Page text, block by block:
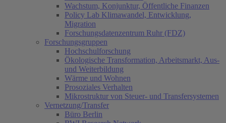
Wachstum, Konjunktur, Öffentliche Finanzen
Policy Lab Klimawandel, Entwicklung,
Migration
Forschungsdatenzentrum Ruhr (FDZ)
Forschungsgruppen
Hochschulforschung
Ökologische Transformation, Arbeitsmarkt, Aus-
und Weiterbildung
Wärme und Wohnen
Prosoziales Verhalten
Mikrostruktur von Steuer- und Transfersystemen
Vernetzung/Transfer
Büro Berlin